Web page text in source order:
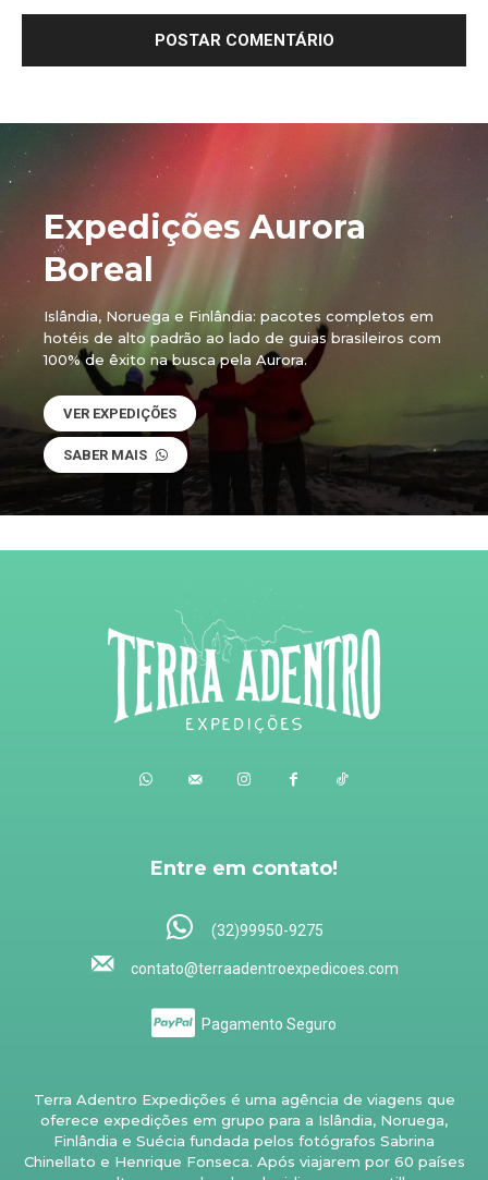
Expedições Aurora
Boreal
Islândia, Noruega e Finlândia: pacotes completos em
hotéis de alto padrão ao lado de guias brasileiros com
100% de êxito na busca pela Aurora.
VER EXPEDIÇÕES
SABER MAIS
Entre em contato!
(32)99950-9275
contato@terraadentroexpedicoes.com
Pagamento Seguro
Terra Adentro Expedições é uma agência de viagens que
oferece expedições em grupo para a Islândia, Noruega,
Finlândia e Suécia fundada pelos fotógrafos Sabrina
Chinellato e Henrique Fonseca. Após viajarem por 60 países